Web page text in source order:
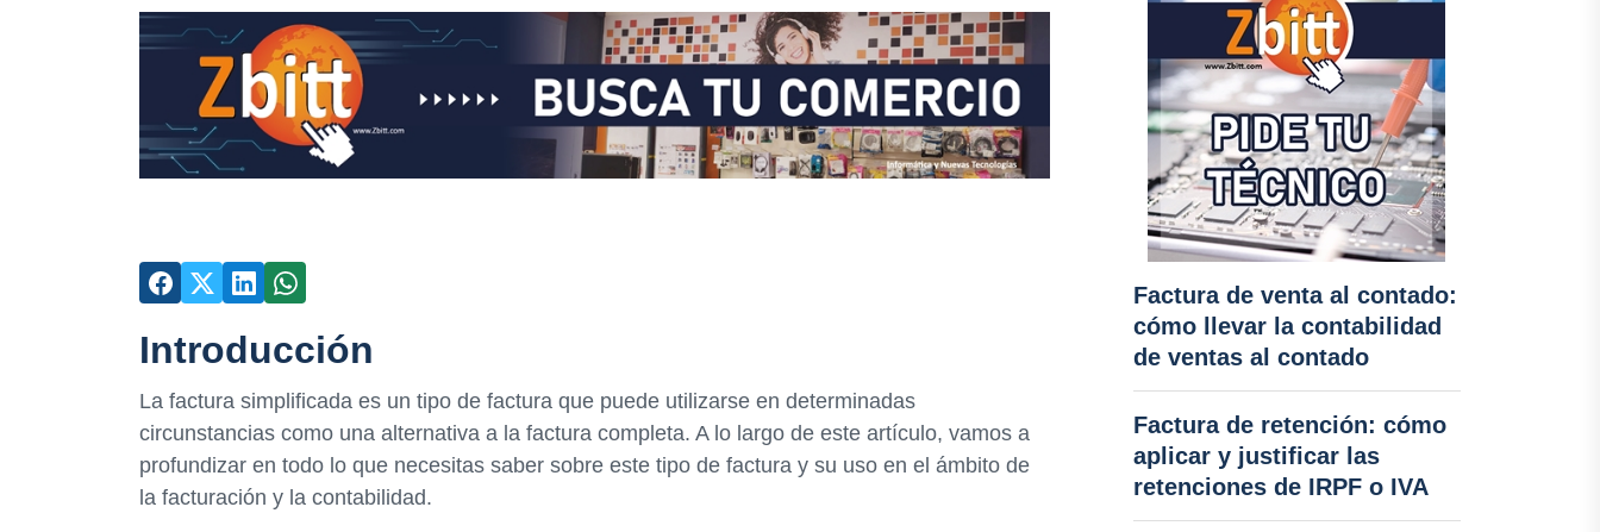
Introducción
La factura simplificada es un tipo de factura que puede utilizarse en determinadas
circunstancias como una alternativa a la factura completa. A lo largo de este artículo, vamos a
profundizar en todo lo que necesitas saber sobre este tipo de factura y su uso en el ámbito de
la facturación y la contabilidad.
Factura de venta al contado:
cómo llevar la contabilidad
de ventas al contado
Factura de retención: cómo
aplicar y justificar las
retenciones de IRPF o IVA